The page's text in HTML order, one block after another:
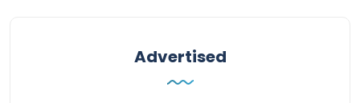
Advertised